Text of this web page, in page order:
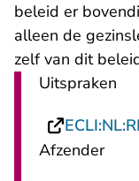
beleid er
alleen de
zelf van dit
Uitspraken
Afzender